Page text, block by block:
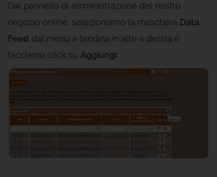
Dal pannello di amministrazione del nostro
negozio online, selezioniamo la maschera Data
Feed dal menu a tendina in alto a destra e
facciamo click su Aggiungi: